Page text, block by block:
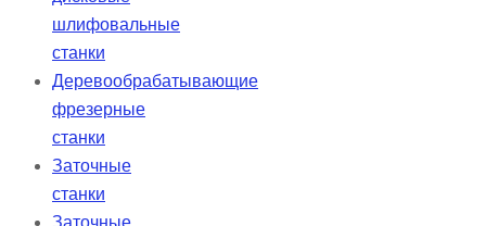
шлифовальные
станки
Деревообрабатывающие
фрезерные
станки
Заточные
станки